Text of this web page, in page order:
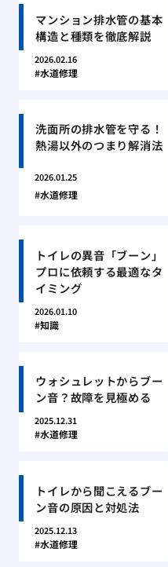
マンション排水管の基本
構造と種類を徹底解説
2026.02.16
水道修理
洗面所の排水管を守る！
熱湯以外のつまり解消法
2026.01.25
水道修理
トイレの異音「ブーン」
プロに依頼する最適なタ
イミング
2026.01.10
知識
ウォシュレットからブー
ン音？故障を見極める
2025.12.31
水道修理
トイレから聞こえるブー
ン音の原因と対処法
2025.12.13
水道修理